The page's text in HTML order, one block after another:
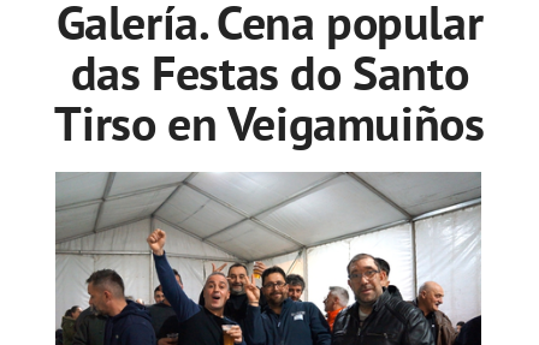
Galería. Cena popular
das Festas do Santo
Tirso en Veigamuiños